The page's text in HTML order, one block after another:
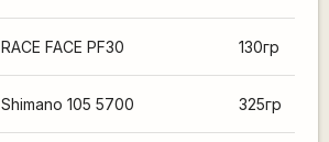
RACE FACE PF30 130гр
Shimano 105 5700 325гр